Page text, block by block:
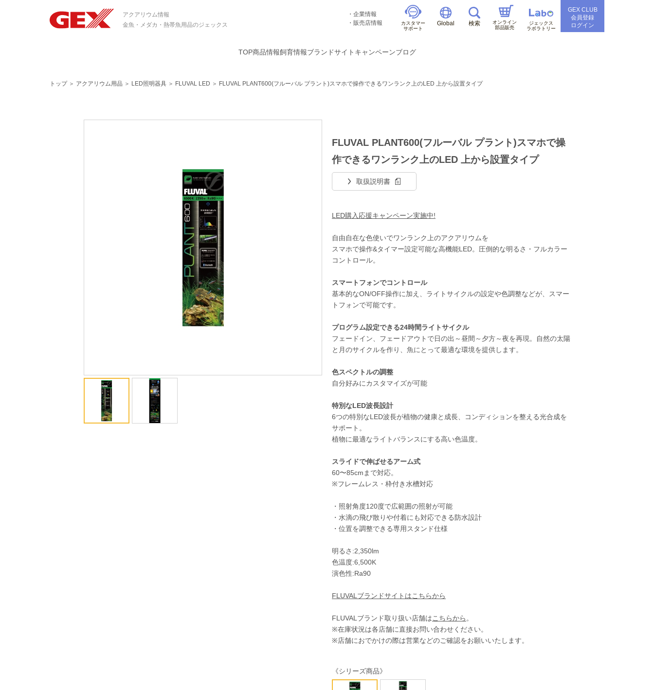
アクアリウム情報
金魚・メダカ・熱帯魚用品のジェックス
カスタマー
サポート
Global 検索
オンライン
部品販売
ジェックス
ラボラトリー
TOP商品情報飼育情報ブランドサイト キャンペーンブログ
企業情報
販売店情報
GEX CLUB
会員登録
ログイン
トップ＞ アクアリウム用品 ＞ LED照明器具 ＞ FLUVAL LED ＞ FLUVAL PLANT600(フルーバル プラント)スマホで操作できるワンランク上のLED 上から設置タイプ
FLUVAL PLANT600(フルーバル プラント)スマホで操
作できるワンランク上のLED 上から設置タイプ
取扱説明書
LED購入応援キャンペーン実施中!
自由自在な色使いでワンランク上のアクアリウムを
スマホで操作&タイマー設定可能な高機能LED。圧倒的な明るさ・フルカラー
コントロール。
スマートフォンでコントロール
基本的なON/OFF操作に加え、ライトサイクルの設定や色調整などが、スマー
トフォンで可能です。
プログラム設定できる24時間ライトサイクル
フェードイン、フェードアウトで日の出～昼間～夕方～夜を再現。自然の太陽
と月のサイクルを作り、魚にとって最適な環境を提供します。
色スペクトルの調整
自分好みにカスタマイズが可能
特別なLED波長設計
6つの特別なLED波長が植物の健康と成長、コンディションを整える光合成を
サポート。
植物に最適なライトバランスにする高い色温度。
スライドで伸ばせるアーム式
60〜85cmまで対応。
※フレームレス・枠付き水槽対応
・照射角度120度で広範囲の照射が可能
・水滴の飛び散りや付着にも対応できる防水設計
・位置を調整できる専用スタンド仕様
明るさ:2,350lm
色温度:6,500K
演色性:Ra90
FLUVALブランドサイトはこちらから
FLUVALブランド取り扱い店舗はこちらから 。
※在庫状況は各店舗に直接お問い合わせください。
※店舗におでかけの際は営業などのご確認をお願いいたします。
《シリーズ商品》